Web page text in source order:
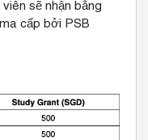
sẽ nhận bằng
cấp bởi PSB